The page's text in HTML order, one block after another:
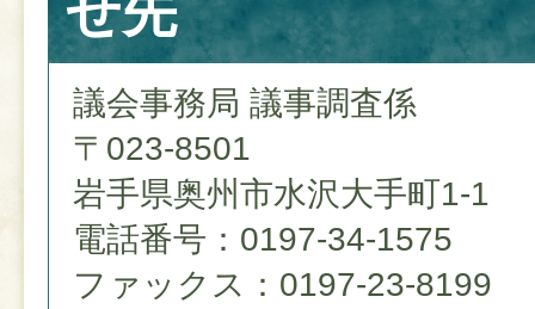
議会事務局 議事調査係
〒023-8501
岩手県奥州市水沢大手町1-1
電話番号：0197-34-1575
ファックス：0197-23-8199